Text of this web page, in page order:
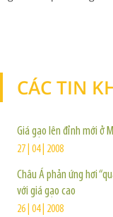
CÁC TIN
Giá gạo lên đỉnh mới ở
27 | 04 | 2008
Châu Á phản ứng hơi
với giá gạo cao
26 | 04 | 2008